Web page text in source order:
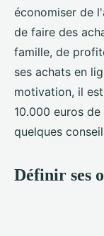
économiser de
de faire des
famille, de
ses achats en
motivation, il
10.000 euros
quelques
Définir ses